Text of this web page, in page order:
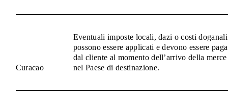
Curacao
Eventuali imposte locali, dazi o costi doganali
possono essere applicati e devono essere
dal cliente al momento dell’arrivo della merce
nel Paese di destinazione.